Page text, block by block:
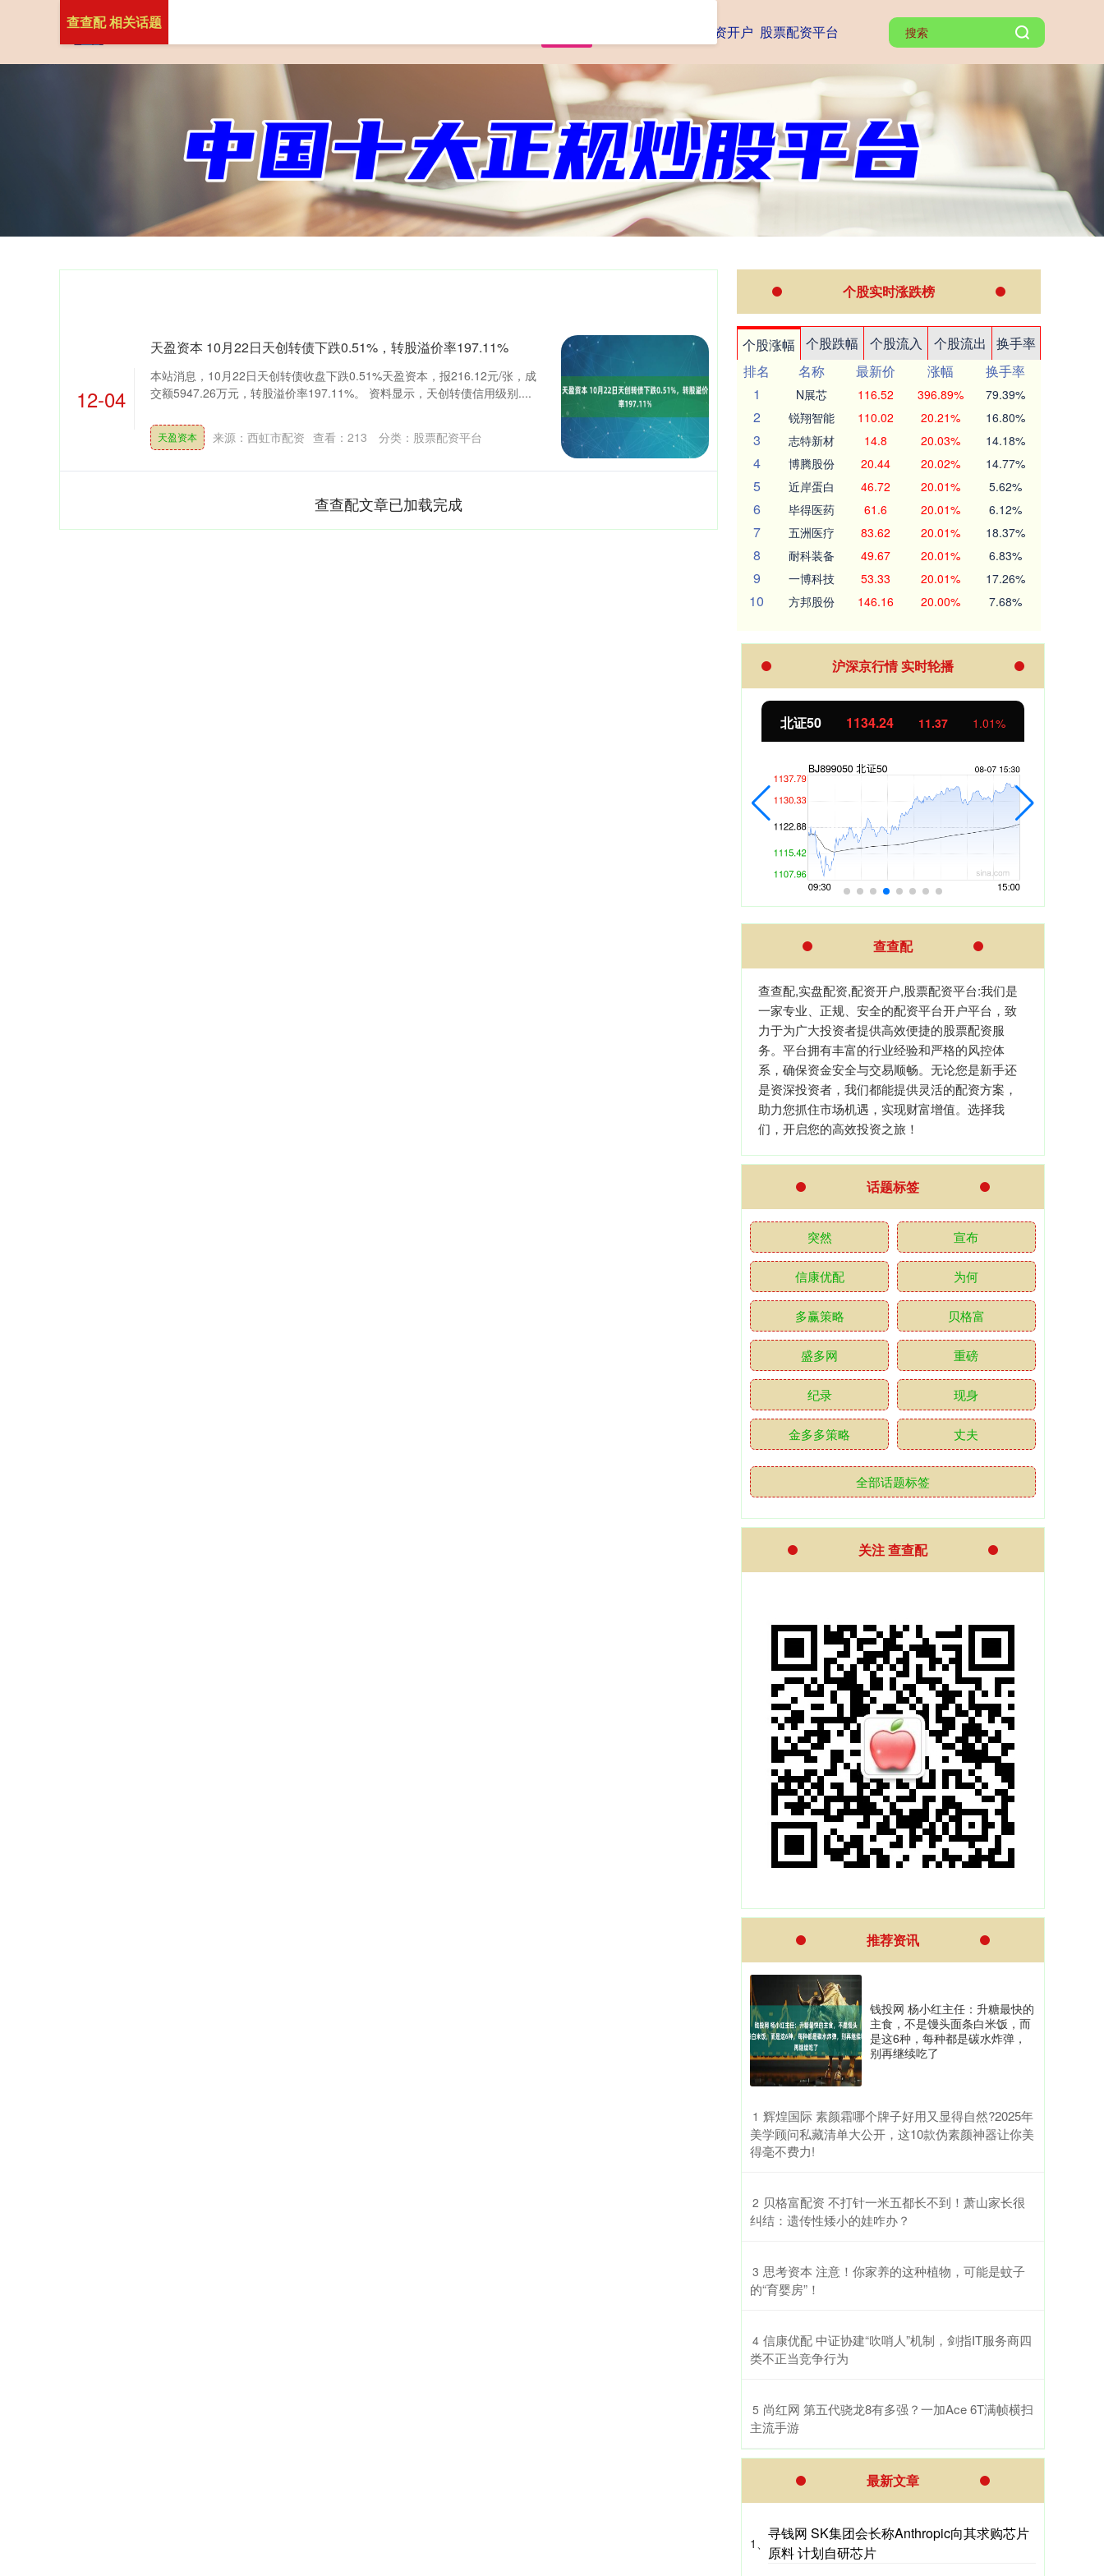
配资开户 股票配资平台
查查配 相关话题
12-04
天盈资本 10月22日天创转债下跌0.51%，转股溢价率197.11%
本站消息，10月22日天创转债收盘下跌0.51%天盈资本，报216.12元/张，成
交额5947.26万元，转股溢价率197.11%。 资料显示，天创转债信用级别....
天盈资本 来源：西虹市配资 查看： 213 分类： 股票配资平台
查查配文章已加载完成
个股实时涨跌榜
个股涨幅 个股跌幅 个股流入 个股流出
换手率
排名
名称 最新价 涨幅
换手率
1
N展芯 116.52 396.89% 79.39%
2 锐翔智能 110.02 20.21% 16.80%
3 志特新材 14.8 20.03% 14.18%
4 博腾股份 20.44 20.02% 14.77%
5 近岸蛋白 46.72 20.01% 5.62%
6 毕得医药 61.6 20.01% 6.12%
7 五洲医疗 83.62 20.01% 18.37%
8 耐科装备 49.67 20.01% 6.83%
9 一博科技 53.33 20.01% 17.26%
10 方邦股份 146.16 20.00% 7.68%
沪深京行情 实时轮播
创业板指 3563.12 47.56 1.35%
查查配
查查配,实盘配资,配资开户,股票配资平台:我们是
一家专业、正规、安全的配资平台开户平台，致
力于为广大投资者提供高效便捷的股票配资服
务。平台拥有丰富的行业经验和严格的风控体
系，确保资金安全与交易顺畅。无论您是新手还
是资深投资者，我们都能提供灵活的配资方案，
助力您抓住市场机遇，实现财富增值。选择我
们，开启您的高效投资之旅！
话题标签
突然 宣布
信康优配 为何
多赢策略 贝格富
盛多网 重磅
纪录 现身
金多多策略 丈夫
全部话题标签
关注 查查配
推荐资讯
钱投网 杨小红主任：升糖最快的
主食，不是馒头面条白米饭，而
是这6种，每种都是碳水炸弹，
别再继续吃了
1 ​辉煌国际 素颜霜哪个牌子好用又显得自然?2025年
美学顾问私藏清单大公开，这10款伪素颜神器让你美
得毫不费力!
2 ​贝格富配资 不打针一米五都长不到！萧山家长很
纠结：遗传性矮小的娃咋办？
3 ​思考资本 注意！你家养的这种植物，可能是蚊子
的“育婴房”！
4 ​信康优配 中证协建“吹哨人”机制，剑指IT服务商四
类不正当竞争行为
5 ​尚红网 第五代骁龙8有多强？一加Ace 6T满帧横扫
主流手游
最新文章
1、
寻钱网 SK集团会长称Anthropic向其求购芯片
原料 计划自研芯片